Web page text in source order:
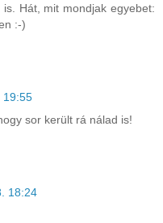
Hát, mit mondjak egyebet:
:-)
19:55
sor került rá nálad is!
18:24